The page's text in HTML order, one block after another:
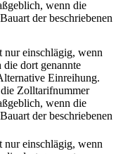
wenn die
der beschriebenen
nur einschlägig, wenn
die dort genannte
Einreihung.
Zolltarifnummer
wenn die
der beschriebenen
nur einschlägig, wenn